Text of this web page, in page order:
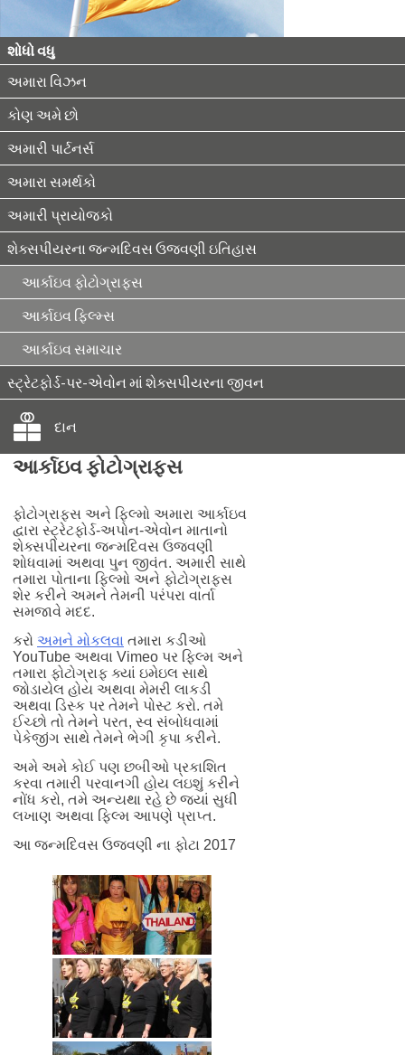
શોધો વધુ
અમારા વિઝન
કોણ અમે છો
અમારી પાર્ટનર્સ
અમારા સમર્થકો
અમારી પ્રાયોજકો
શેક્સપીયરના જન્મદિવસ ઉજવણી ઇતિહાસ
આર્કાઇવ ફોટોગ્રાફ્સ
આર્કાઇવ ફિલ્મ્સ
આર્કાઇવ સમાચાર
સ્ટ્રેટફોર્ડ-પર-એવોન માં શેક્સપીયરના જીવન
દાન
આર્કાઇવ ફોટોગ્રાફ્સ
ફોટોગ્રાફ્સ અને ફિલ્મો અમારા આર્કાઇવ
દ્વારા સ્ટ્રેટફોર્ડ-અપોન-એવોન માતાનો
શેક્સપીયરના જન્મદિવસ ઉજવણી
શોધવામાં અથવા પુન જીવંત. અમારી સાથે
તમારા પોતાના ફિલ્મો અને ફોટોગ્રાફ્સ
શેર કરીને અમને તેમની પરંપરા વાર્તા
સમજાવે મદદ.
કરો અમને મોકલવા તમારા કડીઓ
YouTube અથવા Vimeo પર ફિલ્મ અને
તમારા ફોટોગ્રાફ ક્યાં ઇમેઇલ સાથે
જોડાયેલ હોય અથવા મેમરી લાકડી
અથવા ડિસ્ક પર તેમને પોસ્ટ કરો. તમે
ઈચ્છો તો તેમને પરત, સ્વ સંબોધવામાં
પેકેજીંગ સાથે તેમને ભેગી કૃપા કરીને.
અમે અમે કોઈ પણ છબીઓ પ્રકાશિત
કરવા તમારી પરવાનગી હોય લઇશું કરીને
નોંધ કરો, તમે અન્યથા રહે છે જ્યાં સુધી
લખાણ અથવા ફિલ્મ આપણે પ્રાપ્ત.
આ જન્મદિવસ ઉજવણી ના ફોટા 2017